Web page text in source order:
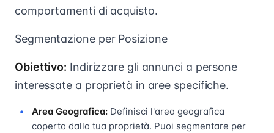
comportamenti di acquisto.
Segmentazione per Posizione
Obiettivo: Indirizzare gli annunci a persone
interessate a proprietà in aree specifiche.
Area Geografica: Definisci l'area geografica
coperta dalla tua proprietà. Puoi segmentare per